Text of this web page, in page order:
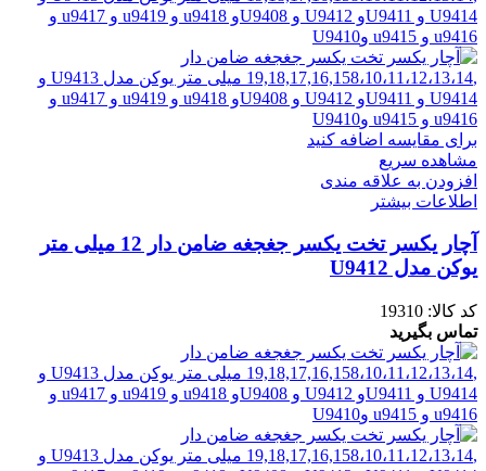
برای مقایسه اضافه کنید
مشاهده سریع
افزودن به علاقه مندی
اطلاعات بیشتر
آچار یکسر تخت یکسر جغجغه ضامن دار 12 میلی متر
یوکن مدل U9412
کد کالا: 19310
تماس بگیرید